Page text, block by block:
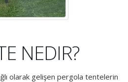
NEDIR?
olarak gelişen pergola tentelerin